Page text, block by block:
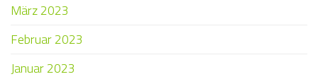
März 2023
Februar 2023
Januar 2023